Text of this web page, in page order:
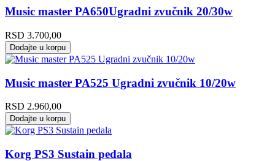
Music master PA650Ugradni zvučnik 20/30w
RSD 3.700,00
Dodajte u korpu
Music master PA525 Ugradni zvučnik 10/20w
RSD 2.960,00
Dodajte u korpu
Korg PS3 Sustain pedala